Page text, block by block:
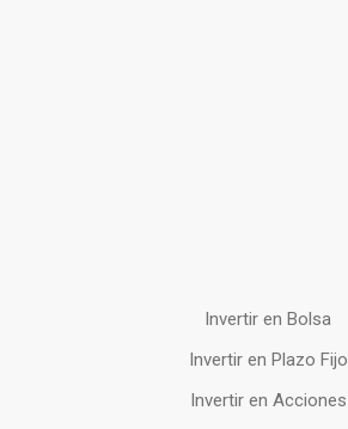
Invertir en Bolsa
Invertir en Plazo Fijo
Invertir en Acciones